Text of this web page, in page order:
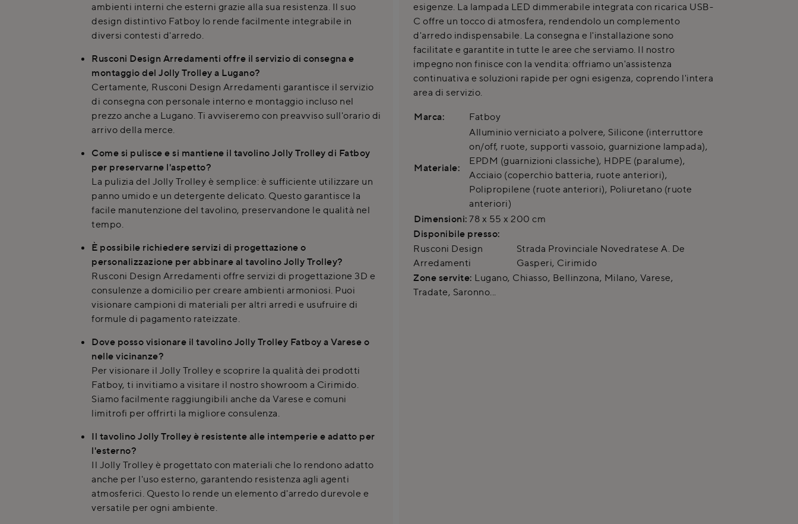
ambienti interni che esterni grazie alla sua resistenza. Il suo
design distintivo Fatboy lo rende facilmente integrabile in
diversi contesti d'arredo.
Rusconi Design Arredamenti offre il servizio di consegna e
montaggio del Jolly Trolley a Lugano?
Certamente, Rusconi Design Arredamenti garantisce il servizio
di consegna con personale interno e montaggio incluso nel
prezzo anche a Lugano. Ti avviseremo con preavviso sull'orario di
arrivo della merce.
Come si pulisce e si mantiene il tavolino Jolly Trolley di Fatboy
per preservarne l'aspetto?
La pulizia del Jolly Trolley è semplice: è sufficiente utilizzare un
panno umido e un detergente delicato. Questo garantisce la
facile manutenzione del tavolino, preservandone le qualità nel
tempo.
È possibile richiedere servizi di progettazione o
personalizzazione per abbinare al tavolino Jolly Trolley?
Rusconi Design Arredamenti offre servizi di progettazione 3D e
consulenze a domicilio per creare ambienti armoniosi. Puoi
visionare campioni di materiali per altri arredi e usufruire di
formule di pagamento rateizzate.
Dove posso visionare il tavolino Jolly Trolley Fatboy a Varese o
nelle vicinanze?
Per visionare il Jolly Trolley e scoprire la qualità dei prodotti
Fatboy, ti invitiamo a visitare il nostro showroom a Cirimido.
Siamo facilmente raggiungibili anche da Varese e comuni
limitrofi per offrirti la migliore consulenza.
Il tavolino Jolly Trolley è resistente alle intemperie e adatto per
l'esterno?
Il Jolly Trolley è progettato con materiali che lo rendono adatto
anche per l'uso esterno, garantendo resistenza agli agenti
atmosferici. Questo lo rende un elemento d'arredo durevole e
versatile per ogni ambiente.
esigenze. La lampada LED dimmerabile integrata con ricarica USB-
C offre un tocco di atmosfera, rendendolo un complemento
d'arredo indispensabile. La consegna e l'installazione sono
facilitate e garantite in tutte le aree che serviamo. Il nostro
impegno non finisce con la vendita: offriamo un'assistenza
continuativa e soluzioni rapide per ogni esigenza, coprendo l'intera
area di servizio.
Marca: Fatboy
Materiale:
Alluminio verniciato a polvere, Silicone (interruttore
on/off, ruote, supporti vassoio, guarnizione lampada),
EPDM (guarnizioni classiche), HDPE (paralume),
Acciaio (coperchio batteria, ruote anteriori),
Polipropilene (ruote anteriori), Poliuretano (ruote
anteriori)
Dimensioni: 78 x 55 x 200 cm
Disponibile presso:
Rusconi Design
Arredamenti
Strada Provinciale Novedratese A. De
Gasperi, Cirimido
Zone servite: Lugano, Chiasso, Bellinzona, Milano, Varese,
Tradate, Saronno...